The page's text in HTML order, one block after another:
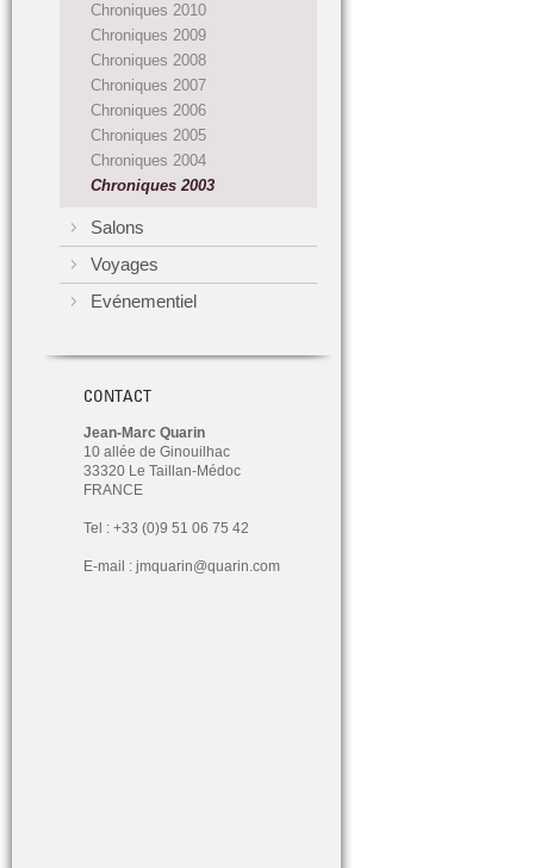
Chroniques 2010
Chroniques 2009
Chroniques 2008
Chroniques 2007
Chroniques 2006
Chroniques 2005
Chroniques 2004
Chroniques 2003
Salons
Voyages
Evénementiel
CONTACT
Jean-Marc Quarin
10 allée de Ginouilhac
33320 Le Taillan-Médoc
FRANCE
Tel : +33 (0)9 51 06 75 42
E-mail : jmquarin@quarin.com